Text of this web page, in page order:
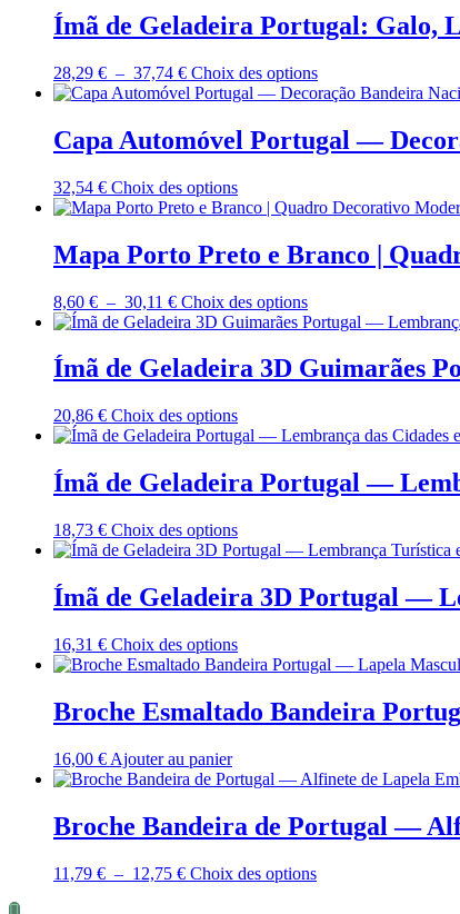
choisies
sur
page
du
27,59 €
à
plusieurs
variations.
options
peuvent
choisies
sur
page
du
Ímã de Geladeira Portugal:
28,29 € – 37,74 €Plage
de
28,29 €
à
Choix des optionsCe
produit
plusieurs
variations.
peuvent
choisies
sur
du
Capa Automóvel Portugal —
32,54 € Choix des optionsCe
produit
plusieurs
variations.
options
peuvent
choisies
sur
page
du
Mapa Porto Preto e Branco |
8,60 € – 30,11 €Plage
de
8,60 €
à
Choix des optionsCe
produit
plusieurs
variations.
peuvent
choisies
sur
page
du
Ímã de Geladeira 3D Guimarães
20,86 € Choix des optionsCe
produit
plusieurs
variations.
options
peuvent
choisies
sur
page
du
Ímã de Geladeira Portugal —
18,73 € Choix des optionsCe
produit
plusieurs
variations.
options
peuvent
choisies
sur
du
Ímã de Geladeira 3D Portugal —
16,31 € Choix des optionsCe
produit
plusieurs
variations.
peuvent
choisies
sur
la
page
Broche Esmaltado Bandeira
16,00 € Ajouter au panier
Broche Bandeira de Portugal —
11,79 € – 12,75 €Plage
Choix des optionsCe